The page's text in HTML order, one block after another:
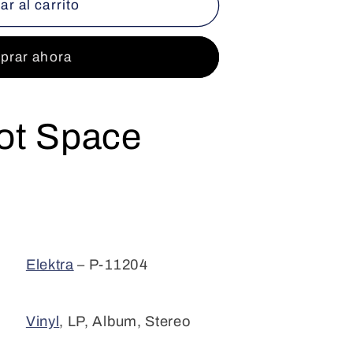
al carrito
ahora
Space
Elektra – P-11204
Vinyl , LP, Album, Stereo